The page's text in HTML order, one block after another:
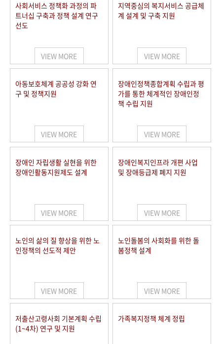
사회서비스 정책화 과정의 파
트너십 구축과 정책 설계 연구
선도
VIEW MORE
지역중심의 복지서비스 공급체
계 설계 및 구축 지원
VIEW MORE
아동보호체계 공공성 강화 연
구 및 정책지원
VIEW MORE
장애인정책종합계획 수립과 평
가를 통한 체계적인 장애인정
책 수립 지원
VIEW MORE
장애인 자립생활 실현을 위한
장애인활동지원제도 설계
VIEW MORE
장애인복지인프라 개편 사업
및 장애등급제 폐지 지원
VIEW MORE
노인의 삶의 질 향상을 위한 노
인정책의 선도적 제안
VIEW MORE
노인돌봄의 사회화를 위한 돌
봄정책 설계
VIEW MORE
저출산고령사회 기본계획 수립
(1~4차) 연구 및 지원
가족복지정책 체계 정립